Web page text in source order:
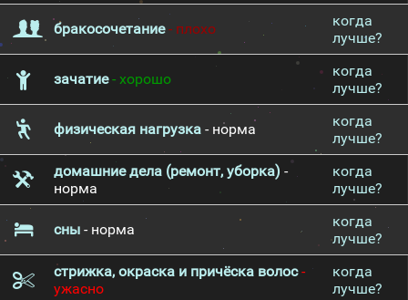
бракосочетание- плохо
когда
лучше?
зачатие- хорошо
когда
лучше?
физическая нагрузка - норма
когда
лучше?
домашние дела (ремонт, уборка) -
норма
когда
лучше?
сны - норма
когда
лучше?
стрижка, окраска и причёска волос-
ужасно
когда
лучше?